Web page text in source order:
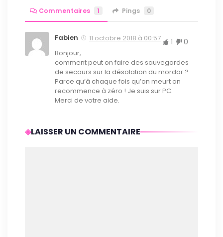
Commentaires 1 Pings 0
Fabien 11 octobre 2018 à 00:57 1 0
Bonjour,
comment peut on faire des sauvegardes
de secours sur la désolation du mordor ?
Parce qu’à chaque fois qu’on meurt on
recommence à zéro ! Je suis sur PC.
Merci de votre aide.
LAISSER UN COMMENTAIRE